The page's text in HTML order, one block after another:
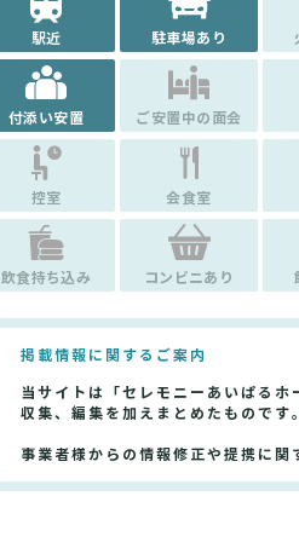
駅近 駐車場あり
付添い安置 ご安置中の面会
控室 会食室
飲食持ち込み コンビニあり
掲載情報に関するご案内
当サイトは「セレモニーあいぱる
収集、編集を加えまとめたもので
事業者様からの情報修正や提携に